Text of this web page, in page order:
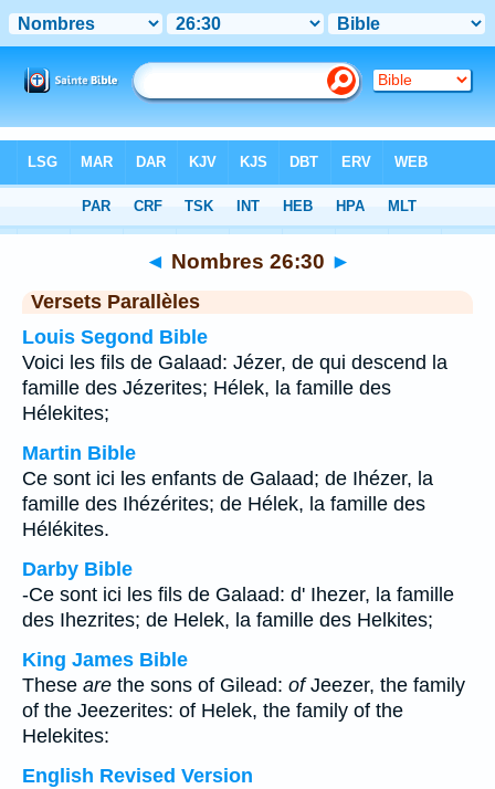
Chapitre 26> Verset 30
◄ Nombres 26:30 ►
Versets Parallèles
Louis Segond Bible
Voici les fils de Galaad: Jézer, de qui descend la
famille des Jézerites; Hélek, la famille des
Hélekites;
Martin Bible
Ce sont ici les enfants de Galaad; de Ihézer, la
famille des Ihézérites; de Hélek, la famille des
Hélékites.
Darby Bible
-Ce sont ici les fils de Galaad: d' Ihezer, la famille
des Ihezrites; de Helek, la famille des Helkites;
King James Bible
These are the sons of Gilead: ofJeezer, the family
of the Jeezerites: of Helek, the family of the
Helekites:
English Revised Version